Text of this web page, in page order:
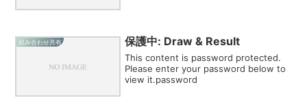
組み合わせ共有 保護中: Draw & Result
This content is password protected.
Please enter your password below to
view it.password